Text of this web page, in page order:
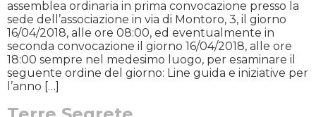
assemblea ordinaria in prima convocazione presso la
sede dell’associazione in via di Montoro, 3, il giorno
16/04/2018, alle ore 08:00, ed eventualmente in
seconda convocazione il giorno 16/04/2018, alle ore
18:00 sempre nel medesimo luogo, per esaminare il
seguente ordine del giorno: Line guida e iniziative per
l’anno […]